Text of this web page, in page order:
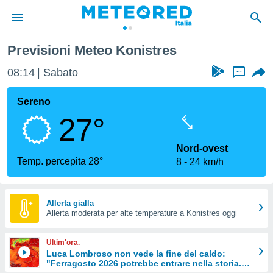
di
per
le
di
Web
le
Previsioni Meteo Konistres
08:14 Sabato ...
Sereno
27°
Temp. percepita 28°
Nord-ovest
8
24 km/h
Allerta gialla
Allerta moderata per alte temperature a Konistres oggi
Ultim'ora.
Luca Lombroso non vede la fine del caldo:
"Ferragosto 2026 potrebbe entrare nella storia.